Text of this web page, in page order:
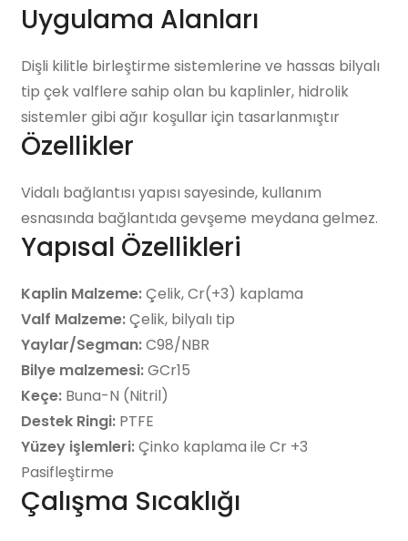
Uygulama Alanları
Dişli kilitle birleştirme sistemlerine ve hassas bilyalı
tip çek valflere sahip olan bu kaplinler, hidrolik
sistemler gibi ağır koşullar için tasarlanmıştır
Özellikler
Vidalı bağlantısı yapısı sayesinde, kullanım
esnasında bağlantıda gevşeme meydana gelmez.
Yapısal Özellikleri
Kaplin Malzeme:Çelik, Cr(+3) kaplama
Valf Malzeme:Çelik, bilyalı tip
Yaylar/Segman:C98/NBR
Bilye malzemesi:GCr15
Keçe: Buna-N (Nitril)
Destek Ringi: PTFE
Yüzey işlemleri:Çinko kaplama ile Cr +3
Pasifleştirme
Çalışma Sıcaklığı